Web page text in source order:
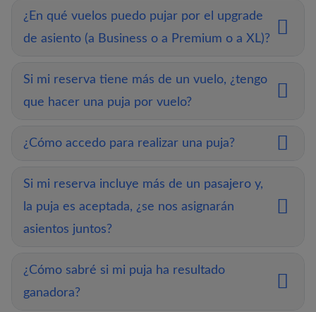
¿En qué vuelos puedo pujar por el upgrade
de asiento (a Business o a Premium o a XL)?
Si mi reserva tiene más de un vuelo, ¿tengo
que hacer una puja por vuelo?
¿Cómo accedo para realizar una puja?
Si mi reserva incluye más de un pasajero y,
la puja es aceptada, ¿se nos asignarán
asientos juntos?
¿Cómo sabré si mi puja ha resultado
ganadora?